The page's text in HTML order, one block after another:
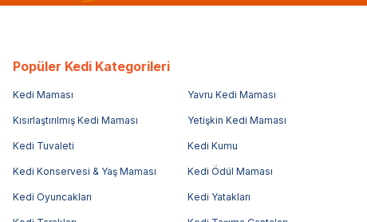
Popüler Kedi Kategorileri
Kedi Maması Yavru Kedi Maması
Kısırlaştırılmış Kedi Maması Yetişkin Kedi Maması
Kedi Tuvaleti Kedi Kumu
Kedi Konservesi & Yaş Maması Kedi Ödül Maması
Kedi Oyuncakları Kedi Yatakları